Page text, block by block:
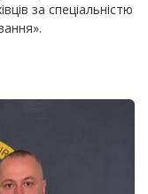
за спеціальністю